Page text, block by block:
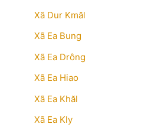
Xã Dur Kmăl
Xã Ea Bung
Xã Ea Drông
Xã Ea Hiao
Xã Ea Khăl
Xã Ea Kly